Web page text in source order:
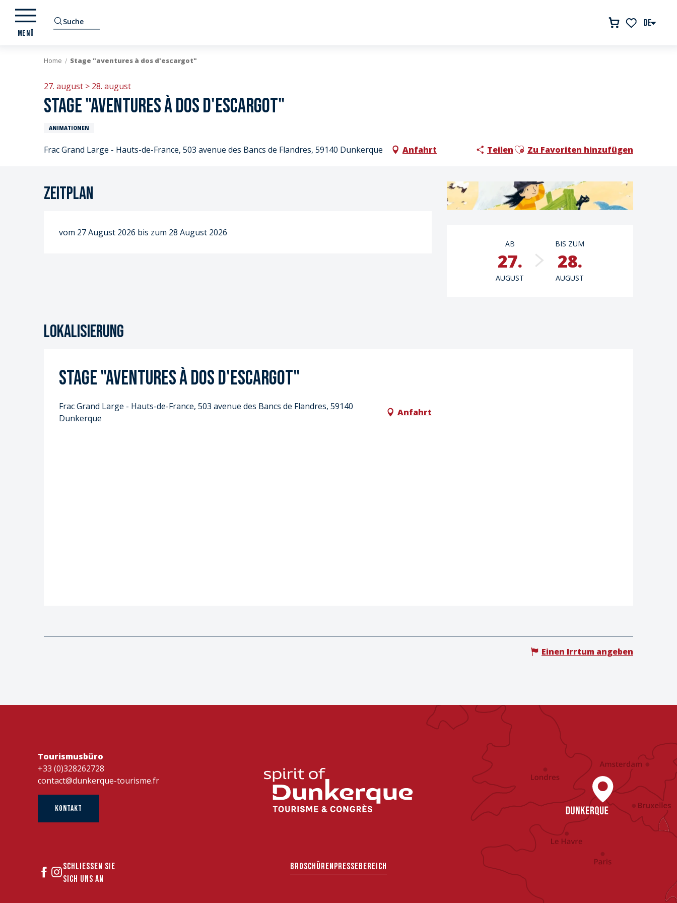
Aller
contenu
DE
Suche
MENÜ
Home Stage "aventures à dos d'escargot"
27. august > 28. august
Stage "aventures à dos d'escargot"
ANIMATIONEN
Frac Grand Large - Hauts-de-France, 503 avenue des Bancs de Flandres, 59140 Dunkerque Anfahrt TeilenAjouter aux favoris
Zu Favoriten hinzufügen
Öffnungszeiten &
AB
27.
AUGUST
BIS ZUM
28.
AUGUST
Zeitplan
vom 27 August 2026 bis zum 28 August 2026
Lokalisierung
Stage "aventures à dos d'escargot"
Frac Grand Large - Hauts-de-France, 503 avenue des Bancs de Flandres, 59140
Dunkerque
Anfahrt
Einen Irrtum angeben
Tourismusbüro
+33 (0)328262728
contact@dunkerque-tourisme.fr
KONTAKT
SCHLIESSEN SIE S
ICH UNS AN
BROSCHÜRENPRESSEBEREICH